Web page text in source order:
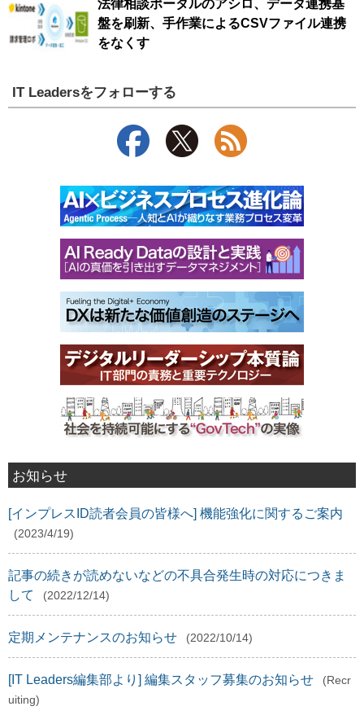
法律相談ポータルのアシロ、データ連携基
盤を刷新、手作業によるCSVファイル連携
をなくす
IT Leadersをフォローする
お知らせ
[インプレスID読者会員の皆様へ] 機能強化に関するご案内
(2023/4/19)
記事の続きが読めないなどの不具合発生時の対応につきま
して
(2022/12/14)
定期メンテナンスのお知らせ (2022/10/14)
[IT Leaders編集部より] 編集スタッフ募集のお知らせ
(Recr
uiting)